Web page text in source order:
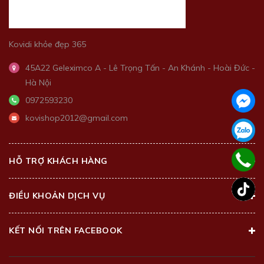
Kovidi khỏe đẹp 365
45A22 Geleximco A - Lê Trọng Tấn - An Khánh - Hoài Đức -
Hà Nội
0972593230
kovishop2012@gmail.com
HỖ TRỢ KHÁCH HÀNG
ĐIỀU KHOẢN DỊCH VỤ
KẾT NỐI TRÊN FACEBOOK